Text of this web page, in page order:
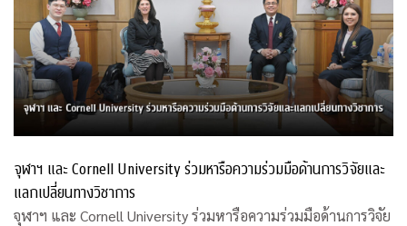
จุฬาฯ และ Cornell University ร่วมหารือความร่วมมือด้านการวิจัยและ
แลกเปลี่ยนทางวิชาการ
จุฬาฯ และ Cornell University ร่วมหารือความร่วมมือด้านการวิจัย